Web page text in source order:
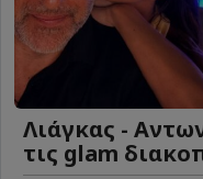
Λιάγκας -
τις glam